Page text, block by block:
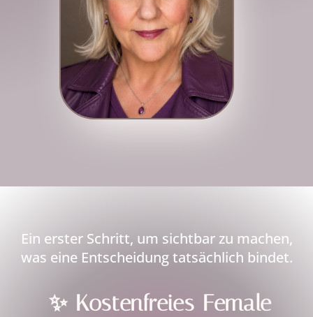
Ein erster Schritt, um sichtbar zu machen,
was eine Entscheidung tatsächlich bindet.
✨ Kostenfreies Female